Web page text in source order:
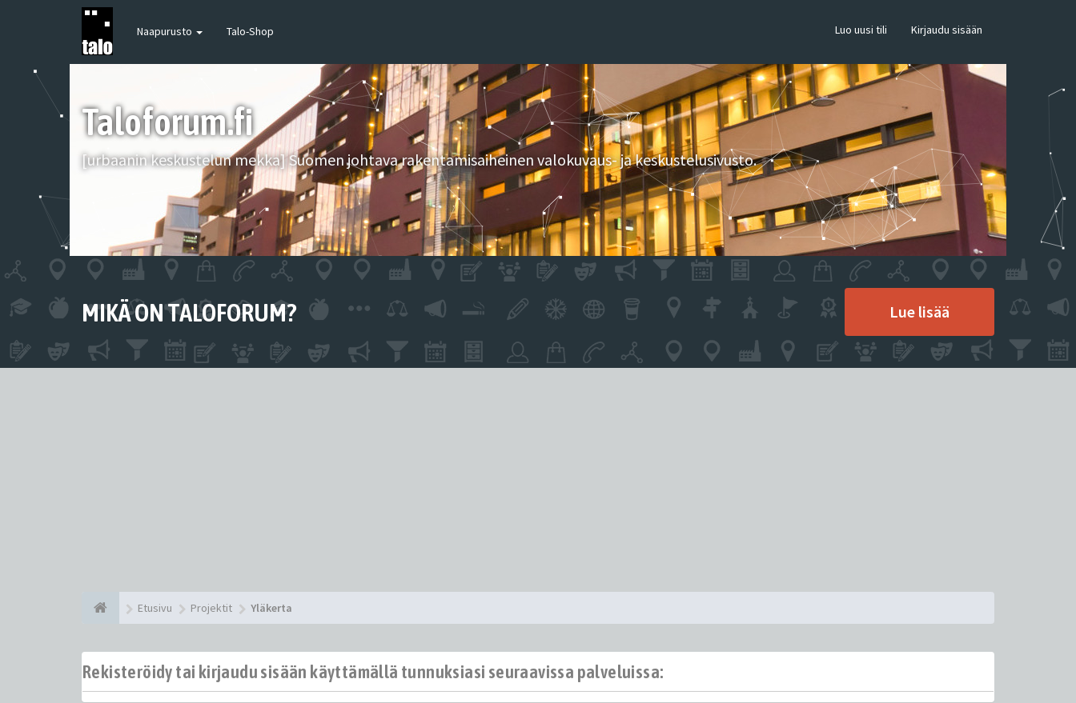
Naapurusto Talo-Shop Luo uusi tili Kirjaudu sisään
Taloforum.fi
[urbaanin keskustelun mekka] Suomen johtava rakentamisaiheinen valokuvaus- ja keskustelusivusto.
MIKÄ ON TALOFORUM? Lue lisää
Etusivu Projektit Yläkerta
Rekisteröidy tai kirjaudu sisään käyttämällä tunnuksiasi seuraavissa palveluissa: